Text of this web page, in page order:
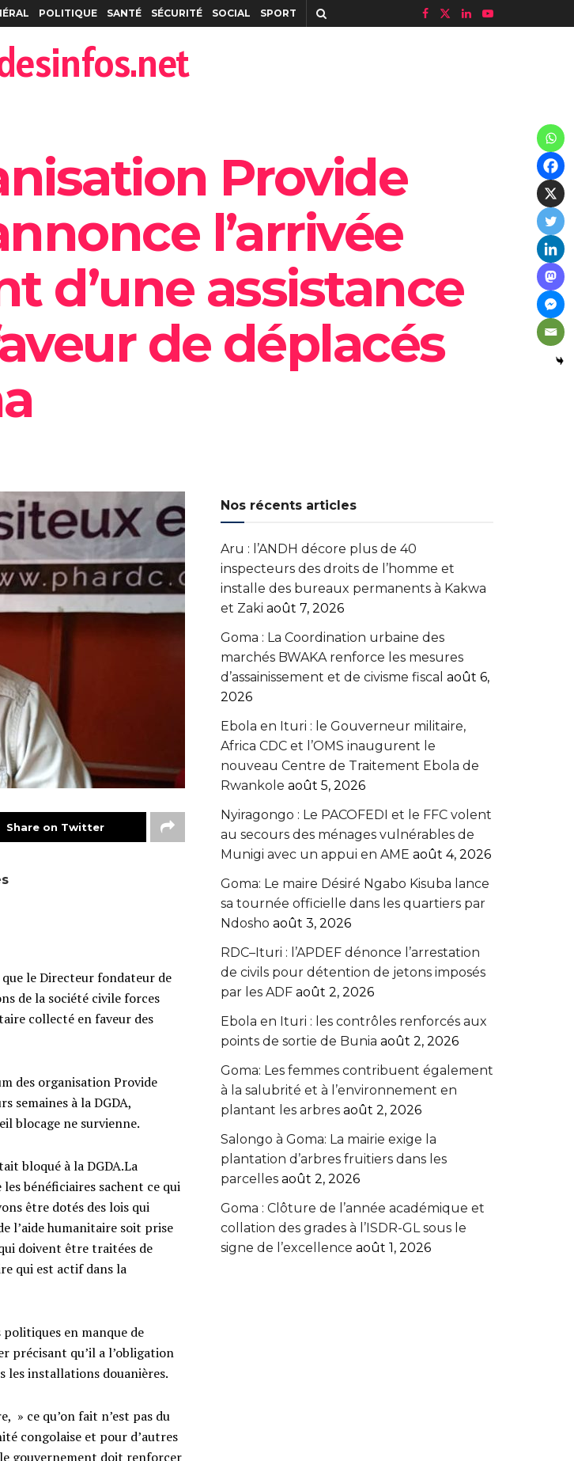
POLITIQUE SANTÉ SÉCURITÉ SOCIAL SPORT
Provide
l’arrivée
d’une assistance
de déplacés
Share on Twitter
que le Directeur fondateur de
de la société civile forces
collecté en faveur des
des organisation Provide
semaines à la DGDA,
blocage ne survienne.
bloqué à la DGDA.La
bénéficiaires sachent ce qui
être dotés des lois qui
l’aide humanitaire soit prise
doivent être traitées de
qui est actif dans la
en manque de
précisant qu’il a l’obligation
les installations douanières.
» ce qu’on fait n’est pas du
congolaise et pour d’autres
gouvernement doit renforcer
Nos récents articles
Aru : l’ANDH décore plus de 40
inspecteurs des droits de l’homme et
installe des bureaux permanents à Kakwa
et Zaki août 7, 2026
Goma : La Coordination urbaine des
marchés BWAKA renforce les mesures
d’assainissement et de civisme fiscal août 6,
2026
Ebola en Ituri : le Gouverneur militaire,
Africa CDC et l’OMS inaugurent le
nouveau Centre de Traitement Ebola de
Rwankole août 5, 2026
‎Nyiragongo : Le PACOFEDI et le FFC volent
au secours des ménages vulnérables de
Munigi avec un appui en AME‎‎ août 4, 2026
Goma: Le maire Désiré Ngabo Kisuba lance
sa tournée officielle dans les quartiers par
Ndosho août 3, 2026
RDC–Ituri : l’APDEF dénonce l’arrestation
de civils pour détention de jetons imposés
par les ADF août 2, 2026
Ebola en Ituri : les contrôles renforcés aux
points de sortie de Bunia août 2, 2026
Goma: Les femmes contribuent également
à la salubrité et à l’environnement en
plantant les arbres août 2, 2026
Salongo à Goma: La mairie exige la
plantation d’arbres fruitiers dans les
parcelles août 2, 2026
Goma : Clôture de l’année académique et
collation des grades à l’ISDR-GL sous le
signe de l’excellence août 1, 2026